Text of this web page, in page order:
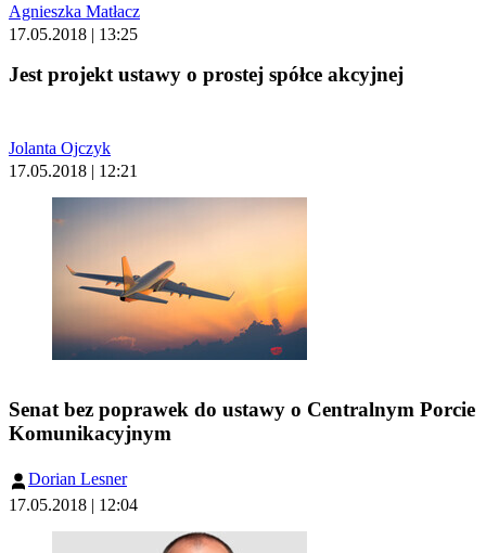
Agnieszka Matłacz
17.05.2018 | 13:25
Jest projekt ustawy o prostej spółce akcyjnej
Jolanta Ojczyk
17.05.2018 | 12:21
Senat bez poprawek do ustawy o Centralnym Porcie
Komunikacyjnym
Dorian Lesner
17.05.2018 | 12:04